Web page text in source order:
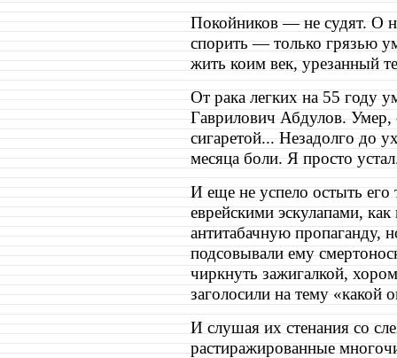
Покойников — не судят. О
спорить — только грязью
жить коим век, урезанный
От рака легких на 55 году
Гаврилович Абдулов. Умер,
сигаретой... Незадолго до
месяца боли. Я просто
И еще не успело остыть его
еврейскими эскулапами,
антитабачную пропаганду,
подсовывали ему
чиркнуть зажигалкой,
заголосили на тему «какой
И слушая их стенания со
растиражированные